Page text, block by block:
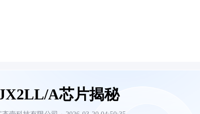
A芯片揭秘